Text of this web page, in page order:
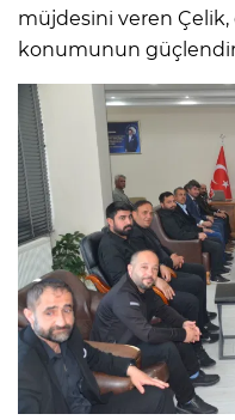
müjdesini veren Çelik,
konumunun